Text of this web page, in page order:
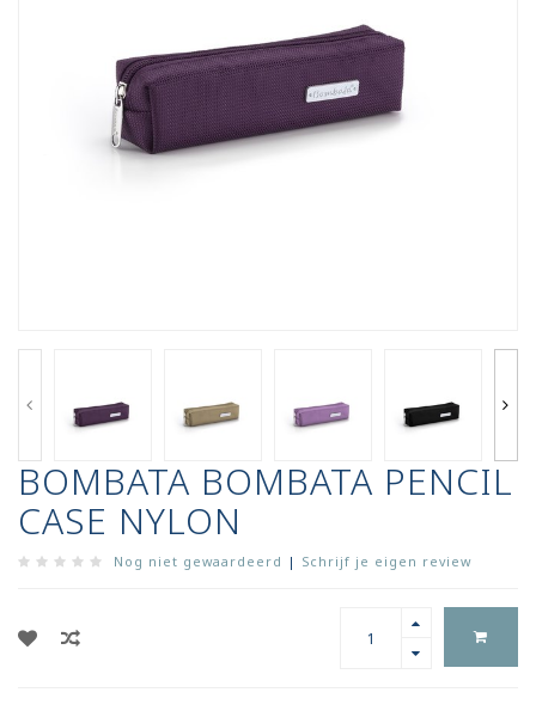
BOMBATA BOMBATA PENCIL
CASE NYLON
Nog niet gewaardeerd | Schrijf je eigen review